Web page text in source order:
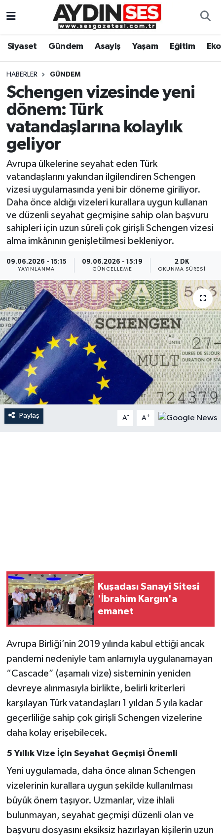
Siyaset Gündem Asayiş Yaşam Eğitim
HABERLER GÜNDEM
Schengen vizesinde yeni
dönem: Türk
vatandaşlarına kolaylık
geliyor
Avrupa ülkelerine seyahat eden Türk
vatandaşlarını yakından ilgilendiren Schengen
vizesi uygulamasında yeni bir döneme giriliyor.
Daha önce aldığı vizeleri kurallara uygun kullanan
ve düzenli seyahat geçmişine sahip olan başvuru
sahipleri için uzun süreli çok girişli Schengen vizesi
alma imkânının genişletilmesi bekleniyor.
09.06.2026 - 15:15
YAYINLANMA
09.06.2026 - 15:19
GÜNCELLEME
2 DK
OKUNMA SÜRESI
Paylaş A- A+
Kuşadası Sanayi Sitesi
'İbrahim Kargın'a
emanet
Avrupa Birliği’nin 2019 yılında kabul ettiği ancak
pandemi nedeniyle tam anlamıyla uygulanamayan
“Cascade” (aşamalı vize) sisteminin yeniden
devreye alınmasıyla birlikte, belirli kriterleri
karşılayan Türk vatandaşları 1 yıldan 5 yıla kadar
geçerliliğe sahip çok girişli Schengen vizelerine
daha kolay erişebilecek.
5 Yıllık Vize İçin Seyahat Geçmişi Önemli
Yeni uygulamada, daha önce alınan Schengen
vizelerinin kurallara uygun şekilde kullanılması
büyük önem taşıyor. Uzmanlar, vize ihlali
bulunmayan, seyahat geçmişi düzenli olan ve
başvuru dosyasını eksiksiz hazırlayan kişilerin uzun
Gündem
Siyaset
Ekonomi
Yaşam
Eğitim
Kültür Sanat
Spor
Aydın Hava Durumu
Aydin Namaz Vakitleri
Aydın Trafik Yoğunluk Haritası
Süper Lig Puan Durumu ve Fikstür
Tüm Manşetler
Son Dakika Haberleri
Haber Arşivi